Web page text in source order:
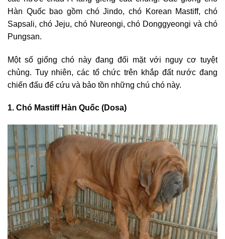
Hàn Quốc bao gồm chó Jindo, chó Korean Mastiff, chó
Sapsali, chó Jeju, chó Nureongi, chó Donggyeongi và chó
Pungsan.
Một số giống chó này đang đối mặt với nguy cơ tuyệt
chủng. Tuy nhiên, các tổ chức trên khắp đất nước đang
chiến đấu để cứu và bảo tồn những chú chó này.
1. Chó Mastiff Hàn Quốc (Dosa)